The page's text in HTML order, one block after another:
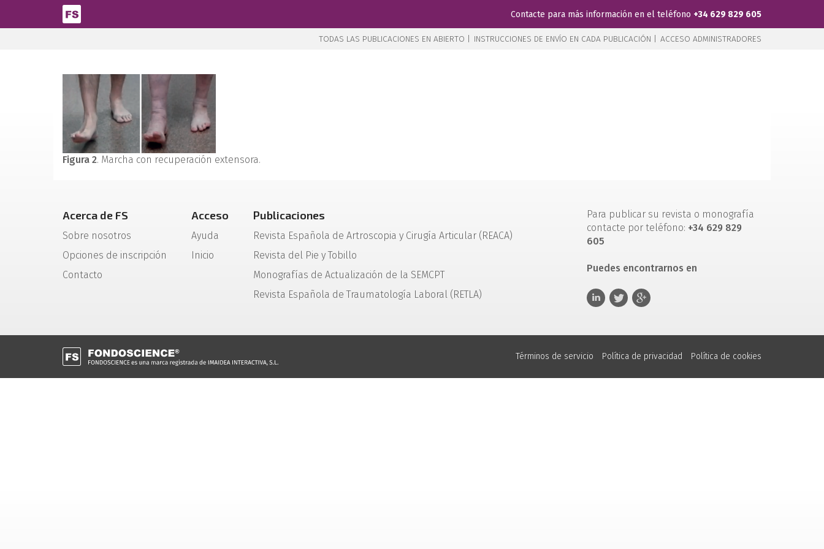
Pasar al contenido principal
Contacte para más información en el teléfono +34 629 829 605
TODAS LAS PUBLICACIONES EN ABIERTO | INSTRUCCIONES DE ENVÍO EN CADA PUBLICACIÓN | ACCESO ADMINISTRADORES
Figura 2. Marcha con recuperación extensora.
Acerca de FS
Sobre nosotros
Opciones de inscripción
Contacto
Acceso
Ayuda
Inicio
Publicaciones
Revista Española de Artroscopia y Cirugía Articular (REACA)
Revista del Pie y Tobillo
Monografías de Actualización de la SEMCPT
Revista Española de Traumatología Laboral (RETLA)
Para publicar su revista o monografía
contacte por teléfono: +34 629 829
605
Puedes encontrarnos en
Términos de servicio Política de privacidad Política de cookies